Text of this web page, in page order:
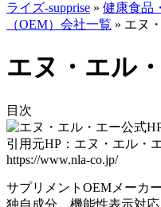
ライズ-supprise » 健康食品
（OEM）会社一覧 » エヌ
エヌ・エル
目次
引用元HP：エヌ・エル・
https://www.nla-co.jp/
サプリメントOEMメーカ
独自成分、機能性表示対